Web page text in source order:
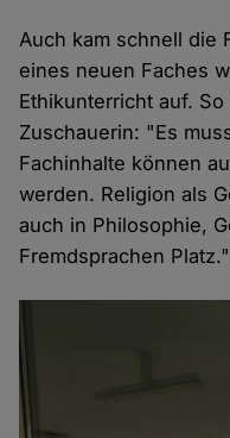
Auch kam schnell die
eines neuen Faches
Ethikunterricht auf.
Zuschauerin: "Es
Fachinhalte können
werden. Religion als
auch in Philosophie,
Fremdsprachen Platz."